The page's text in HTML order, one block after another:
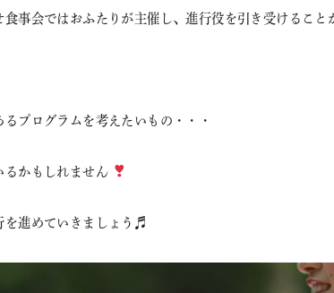
事会ではおふたりが主催し、進行役を引き受けるこ
プログラムを考えたいもの・・・
るかもしれません
を進めていきましょう♬